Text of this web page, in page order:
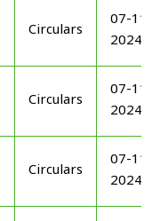
Circulars
07-11-
2024
Circulars
07-11-
2024
Circulars
07-11-
2024